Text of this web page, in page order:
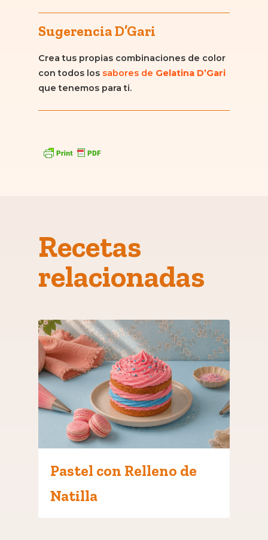
Sugerencia D’Gari
Crea tus propias combinaciones de color
con todos los sabores de Gelatina D’Gari
que tenemos para ti.
Recetas
relacionadas
Pastel con Relleno de
Natilla